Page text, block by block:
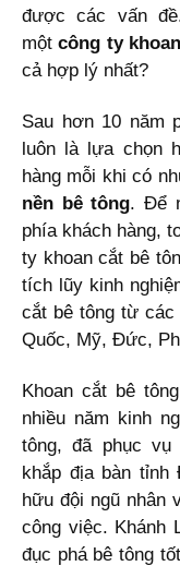
được các vấn
mộtcông ty
cả hợp lý nhất?
Sau hơn 10 năm
luôn là lựa chọn
hàng mỗi khi có
nền bê tông. Để
phía khách hàng,
ty khoan cắt bê
tích lũy kinh
cắt bê tông từ
Quốc, Mỹ, Đức,
Khoan cắt bê
nhiều năm kinh
tông, đã phục vụ
khắp địa bàn
hữu đội ngũ nhân
công việc. Khánh
đục phá bê tông